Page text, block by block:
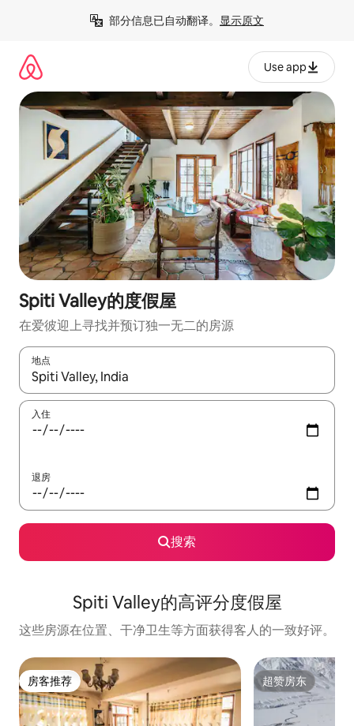
部分信息已自动翻译。 显示原文
Use app
Spiti Valley的度假屋
在爱彼迎上寻找并预订独一无二的房源
地点
如有搜索结果，请使用上下方向键查看，或通过点击或滑动手势
入住
退房
搜索
Spiti Valley的高评分度假屋
这些房源在位置、干净卫生等方面获得客人的一致好评。
房客推荐
房客推荐 超赞房东
超赞房东